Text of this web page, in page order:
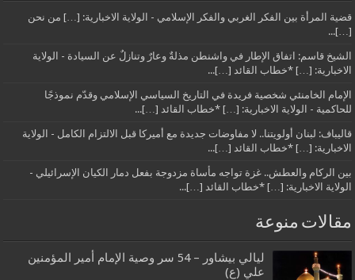
قضية المرأة بين الفكر الغربي والفكر الإسلامي - الولاية الاخبارية: […] من نحن
[…]...
الشيخ قاسم: اتفاق الإطار في واشنطن مذلةٌ وعارٌ وتنازلٌ عن السيادة - الولاية
الاخبارية: […] *خطاب القائد […]...
الإمام الخامنئي شخصية فريدة في التاريخ السياسي الإسلامي وقدّم نموذجًا
للحاكمية - الولاية الاخبارية: […] *خطاب القائد […]...
قاليباف: لبنان أولويتنا.. لا مفاوضات جديدة مع أميركا قبل الالتزام الكامل - الولاية
الاخبارية: […] *خطاب القائد […]...
بين الركام والعطش.. غزة تواجه مأساة مزدوجة بفعل دمار الكيان الإسرائيلي -
الولاية الاخبارية: […] *خطاب القائد […]...
مقالات منوعة
ليالي بيشاور – 54 سر وصية الإمام أمير المؤمنين
علي (ع)